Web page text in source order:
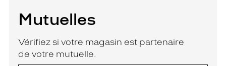
Mutuelles
Vérifiez si votre magasin est partenaire
de votre mutuelle.